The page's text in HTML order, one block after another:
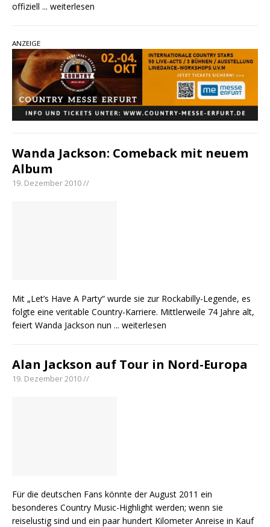
offiziell ... weiterlesen
ANZEIGE
Wanda Jackson: Comeback mit neuem
Album
19. Dezember 2010 //
Mit „Let’s Have A Party“ wurde sie zur Rockabilly-Legende, es
folgte eine veritable Country-Karriere. Mittlerweile 74 Jahre alt,
feiert Wanda Jackson nun ... weiterlesen
Alan Jackson auf Tour in Nord-Europa
19. Dezember 2010 //
Für die deutschen Fans könnte der August 2011 ein
besonderes Country Music-Highlight werden; wenn sie
reiselustig sind und ein paar hundert Kilometer Anreise in Kauf